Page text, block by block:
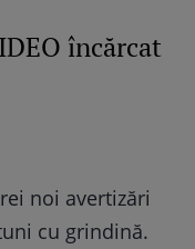
încărcat
noi avertizări
cu grindină.